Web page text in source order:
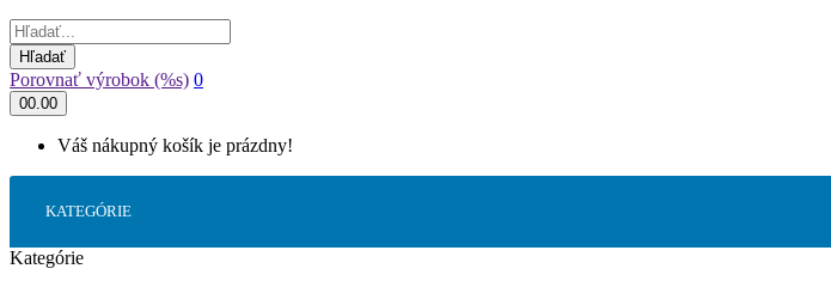
Hľadať
Porovnať výrobok (%s) 0
00.00
Váš nákupný košík je prázdny!
KATEGÓRIE
Kategórie